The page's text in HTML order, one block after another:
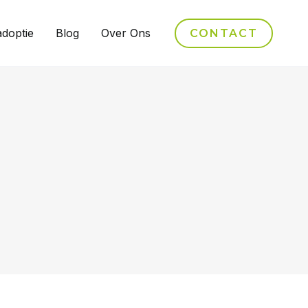
Blog Over Ons CONTACT